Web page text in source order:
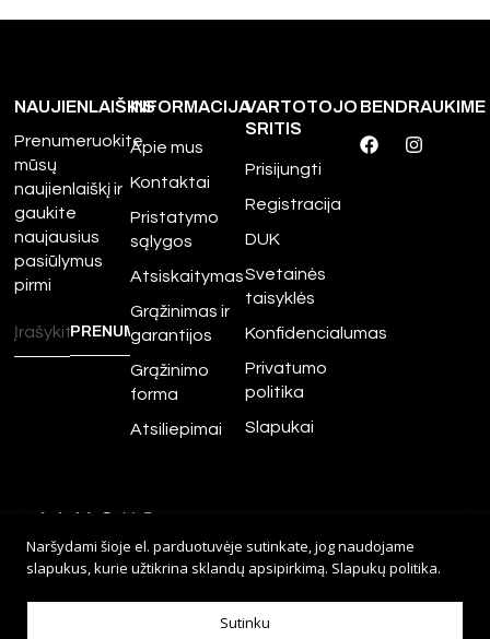
NAUJIENLAIŠKIS
Prenumeruokite
mūsų
naujienlaiškį ir
gaukite
naujausius
pasiūlymus
pirmi
INFORMACIJA
Apie mus
Kontaktai
Pristatymo
sąlygos
Atsiskaitymas
Grąžinimas ir
garantijos
Grąžinimo
forma
Atsiliepimai
VARTOTOJO
SRITIS
Prisijungti
Registracija
DUK
Svetainės
taisyklės
Konfidencialumas
Privatumo
politika
Slapukai
BENDRAUKIME
teisės saugomos.
Sprendimas:Adveits
Naršydami šioje el. parduotuvėje sutinkate, jog naudojame
slapukus, kurie užtikrina sklandų apsipirkimą. Slapukų politika.
Sutinku